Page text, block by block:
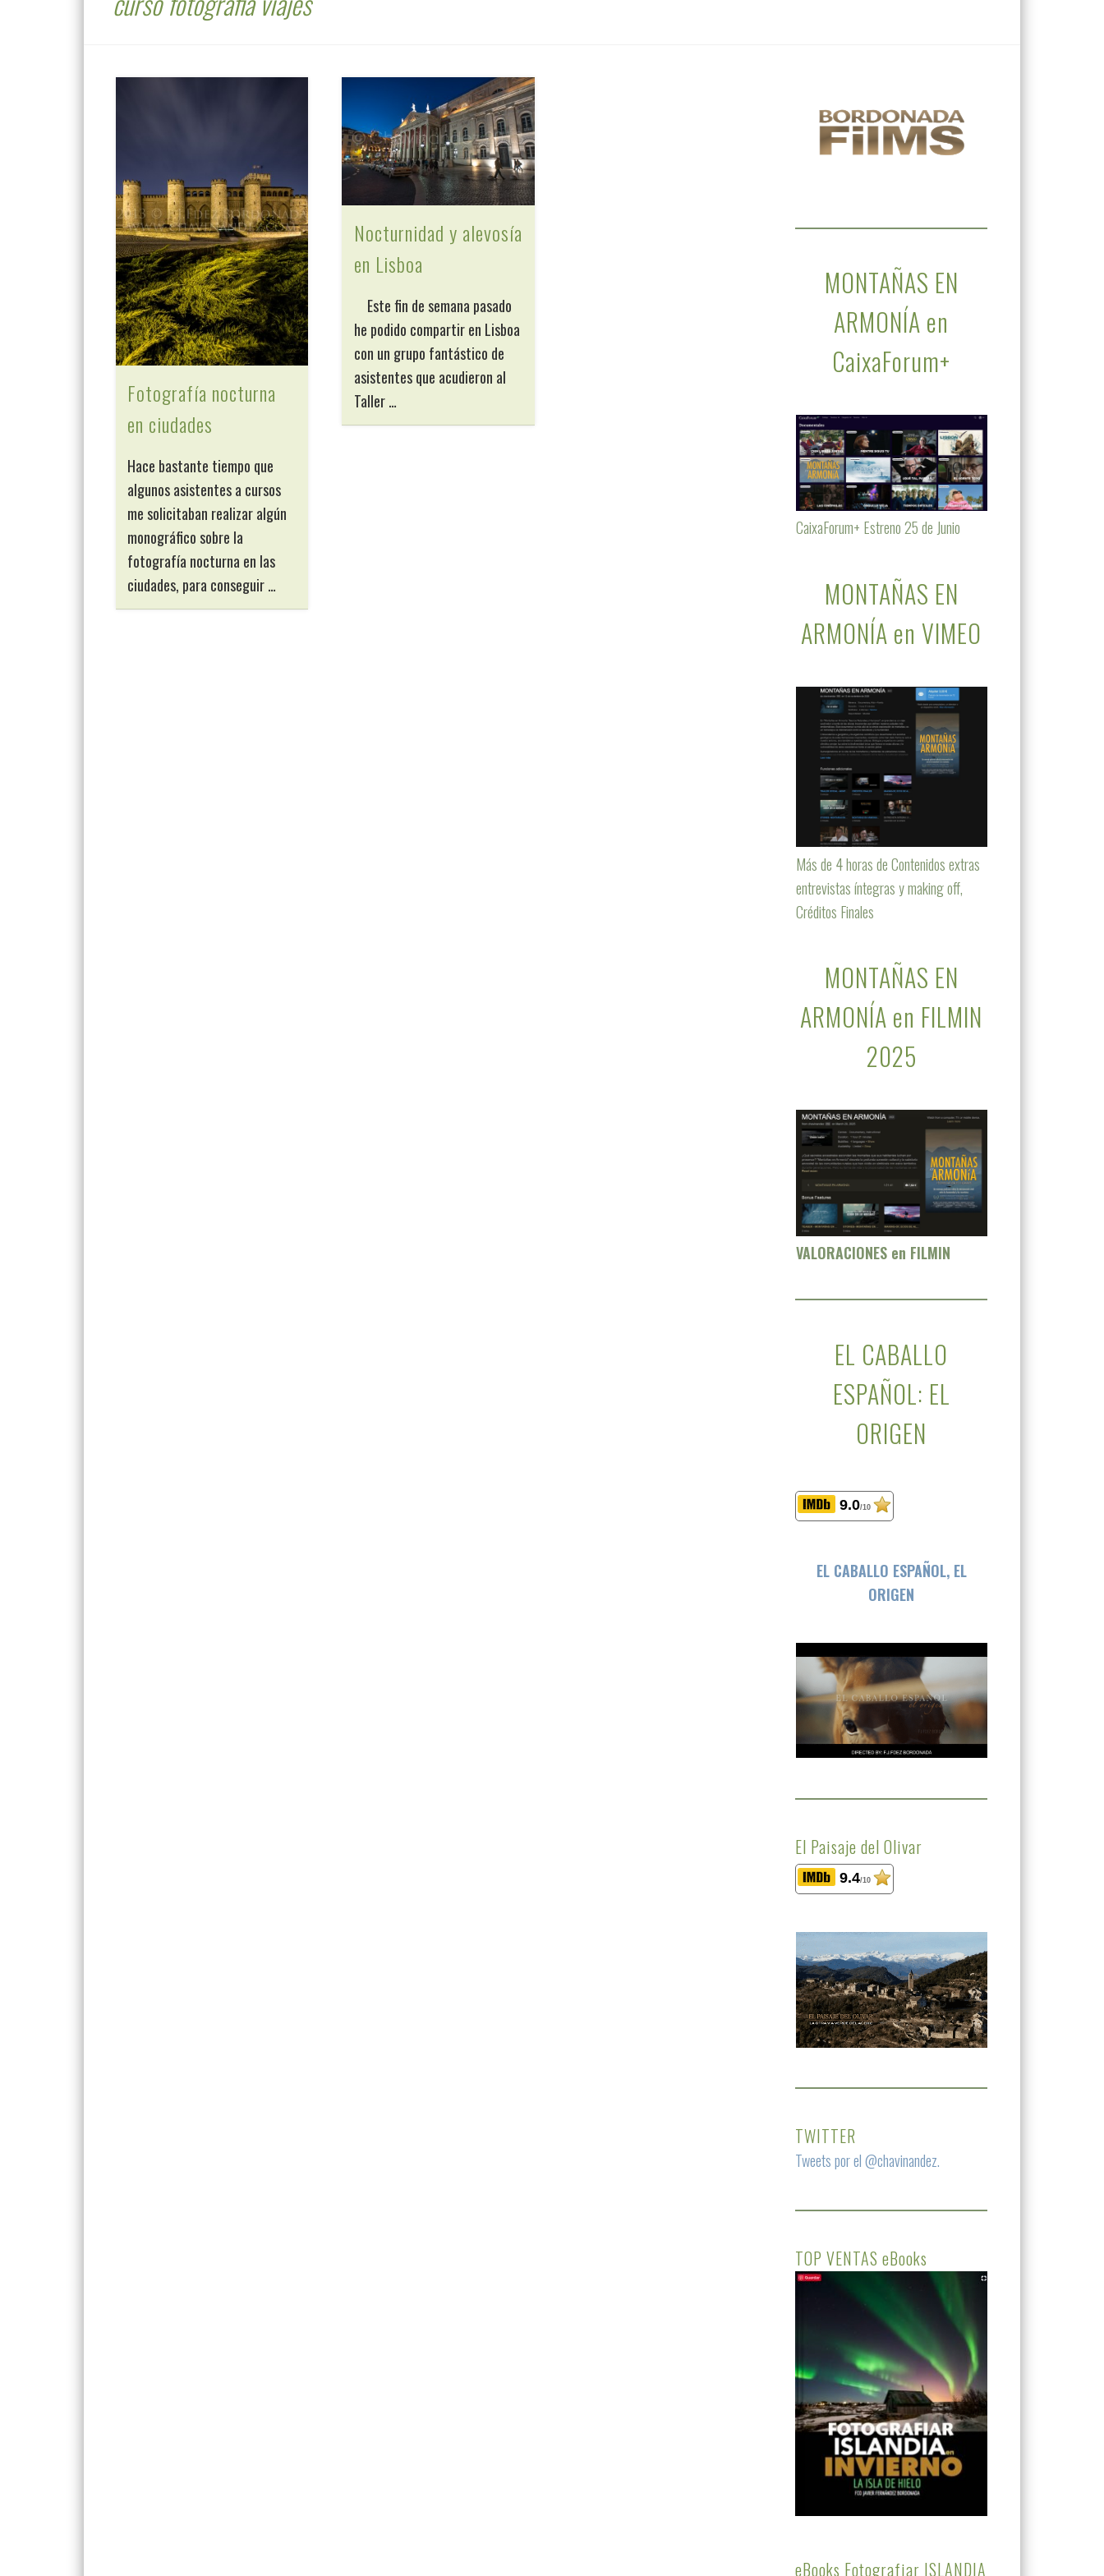
Fotografía nocturna
en ciudades
Hace bastante tiempo que
algunos asistentes a cursos
me solicitaban realizar algún
monográfico sobre la
fotografía nocturna en las
ciudades, para conseguir …
Nocturnidad y alevosía
en Lisboa
Este fin de semana pasado
he podido compartir en Lisboa
con un grupo fantástico de
asistentes que acudieron al
Taller …
MONTAÑAS EN
ARMONÍA en
CaixaForum+
CaixaForum+ Estreno 25 de Junio
MONTAÑAS EN
ARMONÍA en VIMEO
Más de 4 horas de Contenidos extras
entrevistas íntegras y making off,
Créditos Finales
MONTAÑAS EN
ARMONÍA en FILMIN
2025
VALORACIONES en FILMIN
EL CABALLO
ESPAÑOL: EL
ORIGEN
9.0/10
EL CABALLO ESPAÑOL, EL
ORIGEN
El Paisaje del Olivar
9.4/10
TWITTER
Tweets por el @chavinandez.
TOP VENTAS eBooks
eBooks Fotografiar ISLANDIA